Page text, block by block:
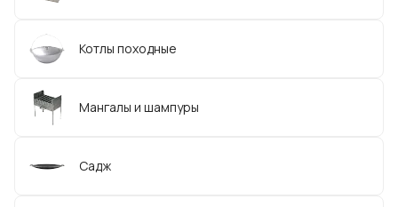
Котлы походные
Мангалы и шампуры
Садж